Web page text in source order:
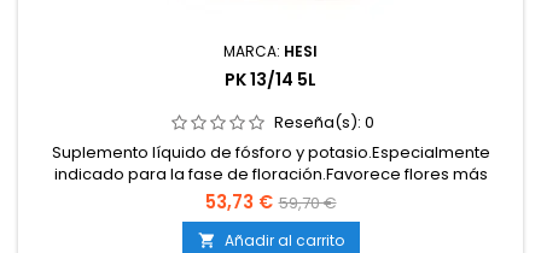
MARCA: HESI
PK 13/14 5L
Reseña(s): 0
Suplemento líquido de fósforo y potasio.Especialmente
indicado para la fase de floración.Favorece flores más
densas, compactas y aromáticas.Incrementa la producción
de resina y aceites esenciales.Compatible con tierra, coco e
hidroponía.
53,73 € 59,70 €
 Añadir al carrito